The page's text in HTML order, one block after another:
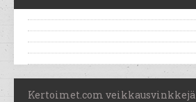
Kertoimet.com veikkausvinkkejä